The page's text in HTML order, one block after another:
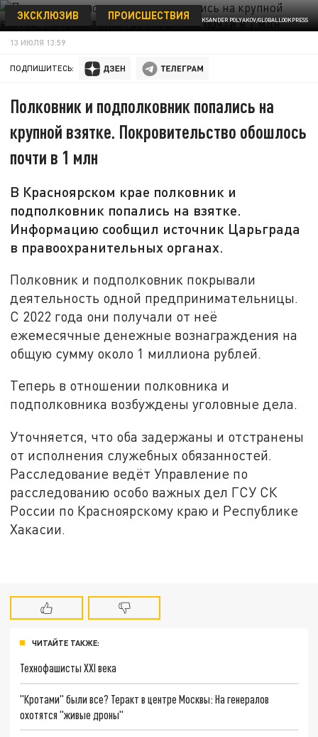
© ALEKSANDER POLYAKOV/GLOBALLOOKPRESS
ЭКСКЛЮЗИВ ПРОИСШЕСТВИЯ
13 ИЮЛЯ 13:59
ПОДПИШИТЕСЬ:
Полковник и подполковник попались на
крупной взятке. Покровительство обошлось
почти в 1 млн
В Красноярском крае полковник и
подполковник попались на взятке.
Информацию сообщил источник Царьграда
в правоохранительных органах.
Полковник и подполковник покрывали
деятельность одной предпринимательницы.
С 2022 года они получали от неё
ежемесячные денежные вознаграждения на
общую сумму около 1 миллиона рублей.
Теперь в отношении полковника и
подполковника возбуждены уголовные дела.
Уточняется, что оба задержаны и отстранены
от исполнения служебных обязанностей.
Расследование ведёт Управление по
расследованию особо важных дел ГСУ СК
России по Красноярскому краю и Республике
Хакасии.
ЧИТАЙТЕ ТАКЖЕ:
Технофашисты XXI века
"Кротами" были все? Теракт в центре Москвы: На генералов
охотятся "живые дроны"